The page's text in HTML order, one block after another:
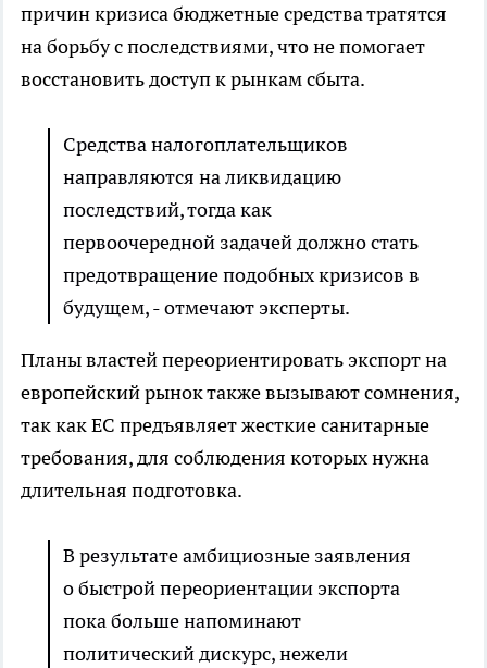
причин кризиса бюджетные средства тратятся
на борьбу с последствиями, что не помогает
восстановить доступ к рынкам сбыта.
Средства налогоплательщиков
направляются на ликвидацию
последствий, тогда как
первоочередной задачей должно стать
предотвращение подобных кризисов в
будущем, - отмечают эксперты.
Планы властей переориентировать экспорт на
европейский рынок также вызывают сомнения,
так как ЕС предъявляет жесткие санитарные
требования, для соблюдения которых нужна
длительная подготовка.
В результате амбициозные заявления
о быстрой переориентации экспорта
пока больше напоминают
политический дискурс, нежели